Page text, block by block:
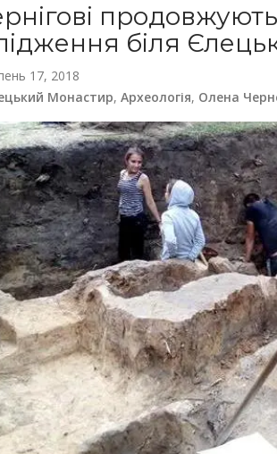
біля
17, 2018
Монастир, Археологія, Олена